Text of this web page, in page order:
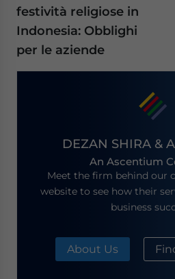
festività religiose in
Indonesia: Obblighi
per le aziende
DEZAN SHIRA &
An Ascentium
Meet the firm behind our
website to see how their
business
About Us